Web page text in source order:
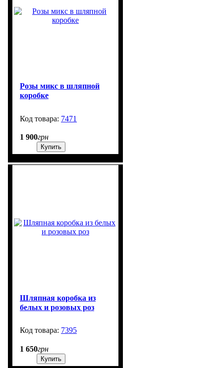
Розы микс в шляпной
коробке
7471
1 900грн
Купить
Шляпная коробка из
белых и розовых роз
7395
1 650грн
Купить